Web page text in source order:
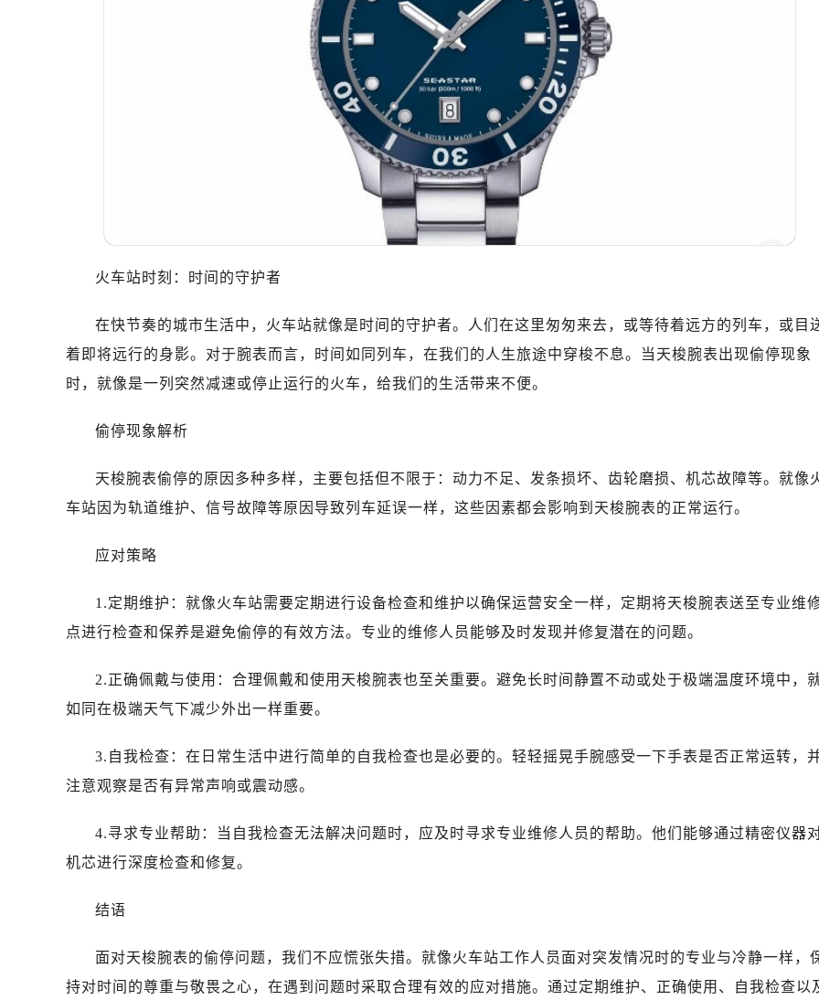
火车站时刻：时间的守护者
在快节奏的城市生活中，火车站就像是时间的守护者。人们在这里匆匆来去，或等待着远方的列车，或目
着即将远行的身影。对于腕表而言，时间如同列车，在我们的人生旅途中穿梭不息。当天梭腕表出现偷停现象
时，就像是一列突然减速或停止运行的火车，给我们的生活带来不便。
偷停现象解析
天梭腕表偷停的原因多种多样，主要包括但不限于：动力不足、发条损坏、齿轮磨损、机芯故障等。就像
车站因为轨道维护、信号故障等原因导致列车延误一样，这些因素都会影响到天梭腕表的正常运行。
应对策略
1.定期维护：就像火车站需要定期进行设备检查和维护以确保运营安全一样，定期将天梭腕表送至专业维
点进行检查和保养是避免偷停的有效方法。专业的维修人员能够及时发现并修复潜在的问题。
2.正确佩戴与使用：合理佩戴和使用天梭腕表也至关重要。避免长时间静置不动或处于极端温度环境中，
如同在极端天气下减少外出一样重要。
3.自我检查：在日常生活中进行简单的自我检查也是必要的。轻轻摇晃手腕感受一下手表是否正常运转，
注意观察是否有异常声响或震动感。
4.寻求专业帮助：当自我检查无法解决问题时，应及时寻求专业维修人员的帮助。他们能够通过精密仪器
机芯进行深度检查和修复。
结语
面对天梭腕表的偷停问题，我们不应慌张失措。就像火车站工作人员面对突发情况时的专业与冷静一样，
持对时间的尊重与敬畏之心，在遇到问题时采取合理有效的应对措施。通过定期维护、正确使用、自我检查以